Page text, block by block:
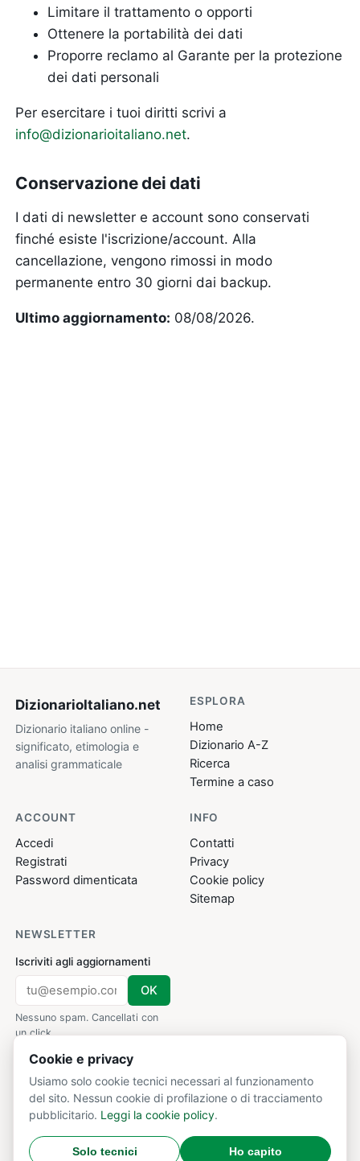
Limitare il trattamento o opporti
Ottenere la portabilità dei dati
Proporre reclamo al Garante per la protezione
dei dati personali
Per esercitare i tuoi diritti scrivi a
info@dizionarioitaliano.net.
Conservazione dei dati
I dati di newsletter e account sono conservati
finché esiste l'iscrizione/account. Alla
cancellazione, vengono rimossi in modo
permanente entro 30 giorni dai backup.
Ultimo aggiornamento: 08/08/2026.
DizionarioItaliano.net
Dizionario italiano online -
significato, etimologia e
analisi grammaticale
ESPLORA
Home
Dizionario A-Z
Ricerca
Termine a caso
ACCOUNT
Accedi
Registrati
Password dimenticata
INFO
Contatti
Privacy
Cookie policy
Sitemap
NEWSLETTER
Iscriviti agli aggiornamenti
OK
Nessuno spam. Cancellati con
un click.
IL NOSTRO NETWORK
AforismiFamosi.com CalcioMercato.in
Cookie e privacy
Usiamo solo cookie tecnici necessari al funzionamento
del sito. Nessun cookie di profilazione o di tracciamento
pubblicitario. Leggi la cookie policy.
Solo tecnici Ho capito